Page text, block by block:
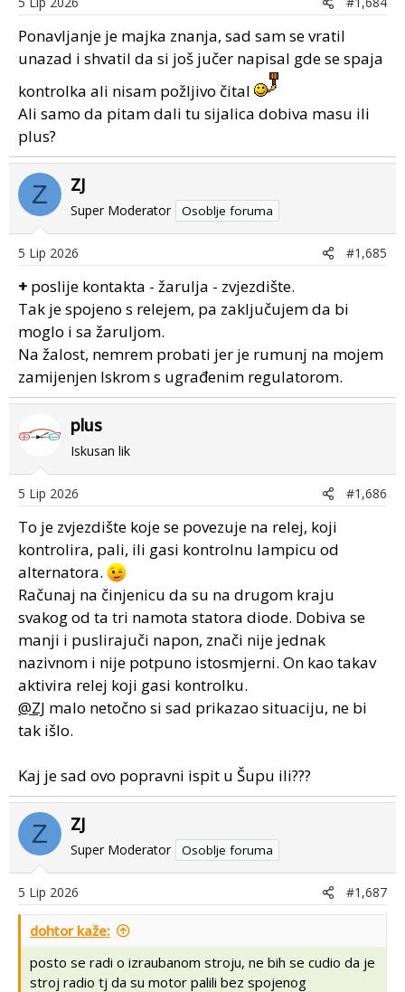
Ponavljanje je majka znanja, sad sam se vratil
unazad i shvatil da si još jučer napisal gde se spaja
kontrolka ali nisam požljivo čital
Ali samo da pitam dali tu sijalica dobiva masu ili
plus?
Z ZJ
Super Moderator Osoblje foruma
5 Lip 2026 #1,685
+ poslije kontakta - žarulja - zvjezdište.
Tak je spojeno s relejem, pa zaključujem da bi
moglo i sa žaruljom.
Na žalost, nemrem probati jer je rumunj na mojem
zamijenjen Iskrom s ugrađenim regulatorom.
plus
Iskusan lik
5 Lip 2026 #1,686
To je zvjezdište koje se povezuje na relej, koji
kontrolira, pali, ili gasi kontrolnu lampicu od
alternatora.
Računaj na činjenicu da su na drugom kraju
svakog od ta tri namota statora diode. Dobiva se
manji i puslirajuči napon, znači nije jednak
nazivnom i nije potpuno istosmjerni. On kao takav
aktivira relej koji gasi kontrolku.
@ZJ malo netočno si sad prikazao situaciju, ne bi
tak išlo.
Kaj je sad ovo popravni ispit u Šupu ili???
Z ZJ
Super Moderator Osoblje foruma
5 Lip 2026 #1,687
dohtor kaže:
posto se radi o izraubanom stroju, ne bih se cudio da je
stroj radio tj da su motor palili bez spojenog